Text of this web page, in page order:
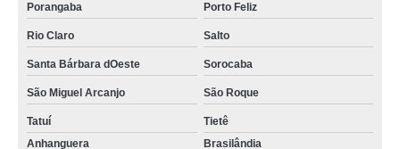
Porangaba Porto Feliz
Rio Claro Salto
Santa Bárbara dOeste Sorocaba
São Miguel Arcanjo São Roque
Tatuí
Tietê
Anhanguera
Brasilândia